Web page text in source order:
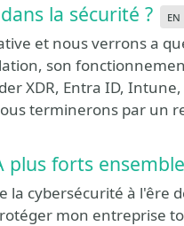
la sécurité ? en
et nous verrons a
son
XDR, Entra ID,
terminerons par un
plus forts
la cybersécurité à l'êre
mon entreprise